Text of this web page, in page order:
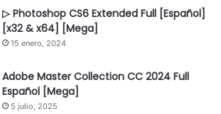
▷ Photoshop CS6 Extended Full [Español]
[x32 & x64] [Mega]
15 enero, 2024
Adobe Master Collection CC 2024 Full
Español [Mega]
5 julio, 2025